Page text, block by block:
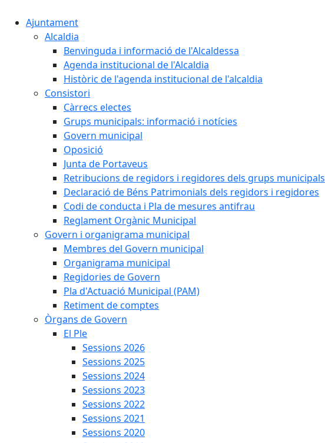
Ajuntament
Alcaldia
Benvinguda i informació de l'Alcaldessa
Agenda institucional de l'Alcaldia
Històric de l'agenda institucional de l'alcaldia
Consistori
Càrrecs electes
Grups municipals: informació i notícies
Govern municipal
Oposició
Junta de Portaveus
Retribucions de regidors i regidores dels grups municipals
Declaració de Béns Patrimonials dels regidors i regidores
Codi de conducta i Pla de mesures antifrau
Reglament Orgànic Municipal
Govern i organigrama municipal
Membres del Govern municipal
Organigrama municipal
Regidories de Govern
Pla d'Actuació Municipal (PAM)
Retiment de comptes
Òrgans de Govern
El Ple
Sessions 2026
Sessions 2025
Sessions 2024
Sessions 2023
Sessions 2022
Sessions 2021
Sessions 2020